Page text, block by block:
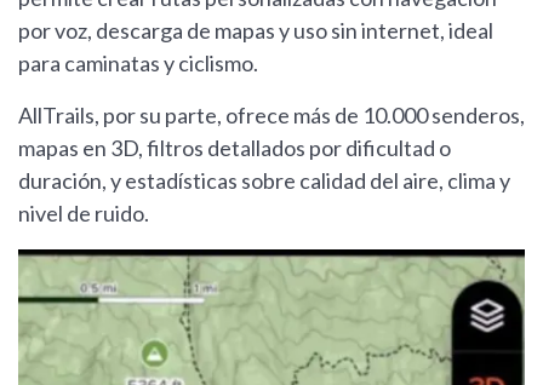
por voz, descarga de mapas y uso sin internet, ideal
para caminatas y ciclismo.
AllTrails, por su parte, ofrece más de 10.000 senderos,
mapas en 3D, filtros detallados por dificultad o
duración, y estadísticas sobre calidad del aire, clima y
nivel de ruido.